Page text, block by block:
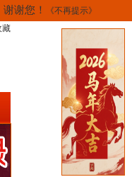
谢您！
《不再提示》
藏